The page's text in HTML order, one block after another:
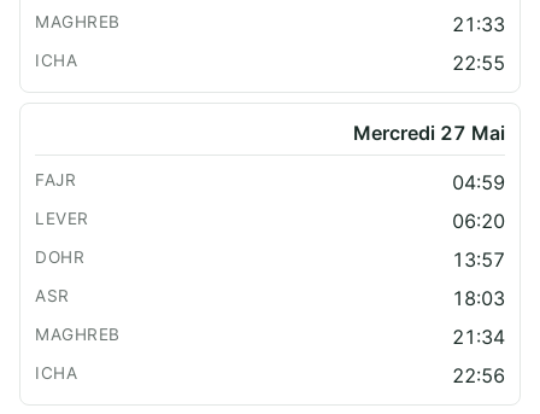
21:33
22:55
Mercredi 27 Mai
04:59
06:20
13:57
18:03
21:34
22:56